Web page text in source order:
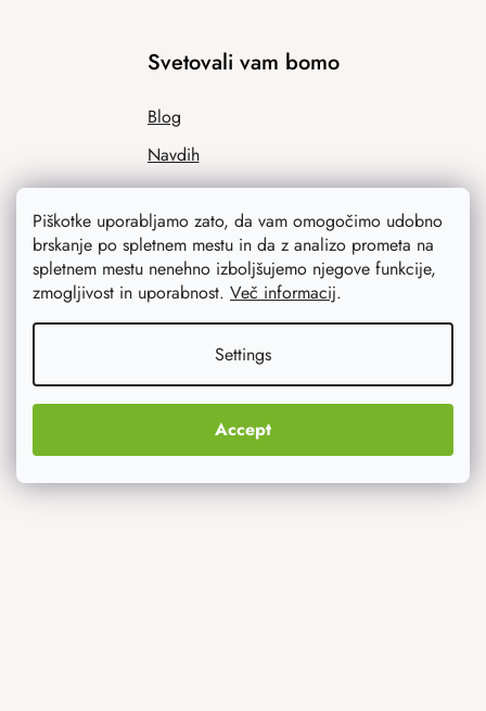
Piškotke uporabljamo zato, da vam omogočimo udobno
brskanje po spletnem mestu in da z analizo prometa na
spletnem mestu nenehno izboljšujemo njegove funkcije,
zmogljivost in uporabnost. Več informacij.
Settings
Accept
Svetovali vam bomo
Blog
Navdih
Kaj vas najbolj zanima
Izvirna darila